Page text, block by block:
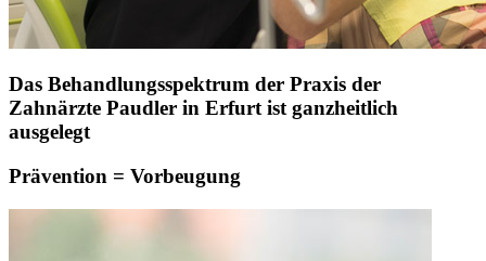
Das Behandlungsspektrum der Praxis der
Zahnärzte Paudler in Erfurt ist ganzheitlich
ausgelegt
Prävention = Vorbeugung